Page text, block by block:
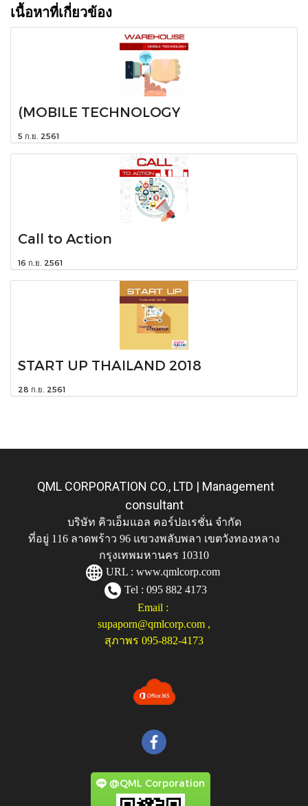
เนื้อหาที่เกี่ยวข้อง
(MOBILE TECHNOLOGY
5 ก.ย. 2561
Call to Action
16 ก.ย. 2561
START UP THAILAND 2018
28 ก.ย. 2561
QML CORPORATION CO., LTD | Management
consultant
บริษัท คิวเอ็มแอล คอร์ปอเรชั่น จำกัด
ที่อยู่ 116 ลาดพร้าว 96 แขวงพลับพลา เขตวังทองหลาง
กรุงเทพมหานคร 10310
URL : www.qmlcorp.com
Tel : 095 882 4173
Email :
supaporn@qmlcorp.com ,
สุภาพร 095-882-4173
@QML Corporation